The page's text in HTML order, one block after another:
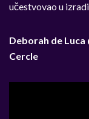
učestvovao u
Deborah de Luca
Cercle